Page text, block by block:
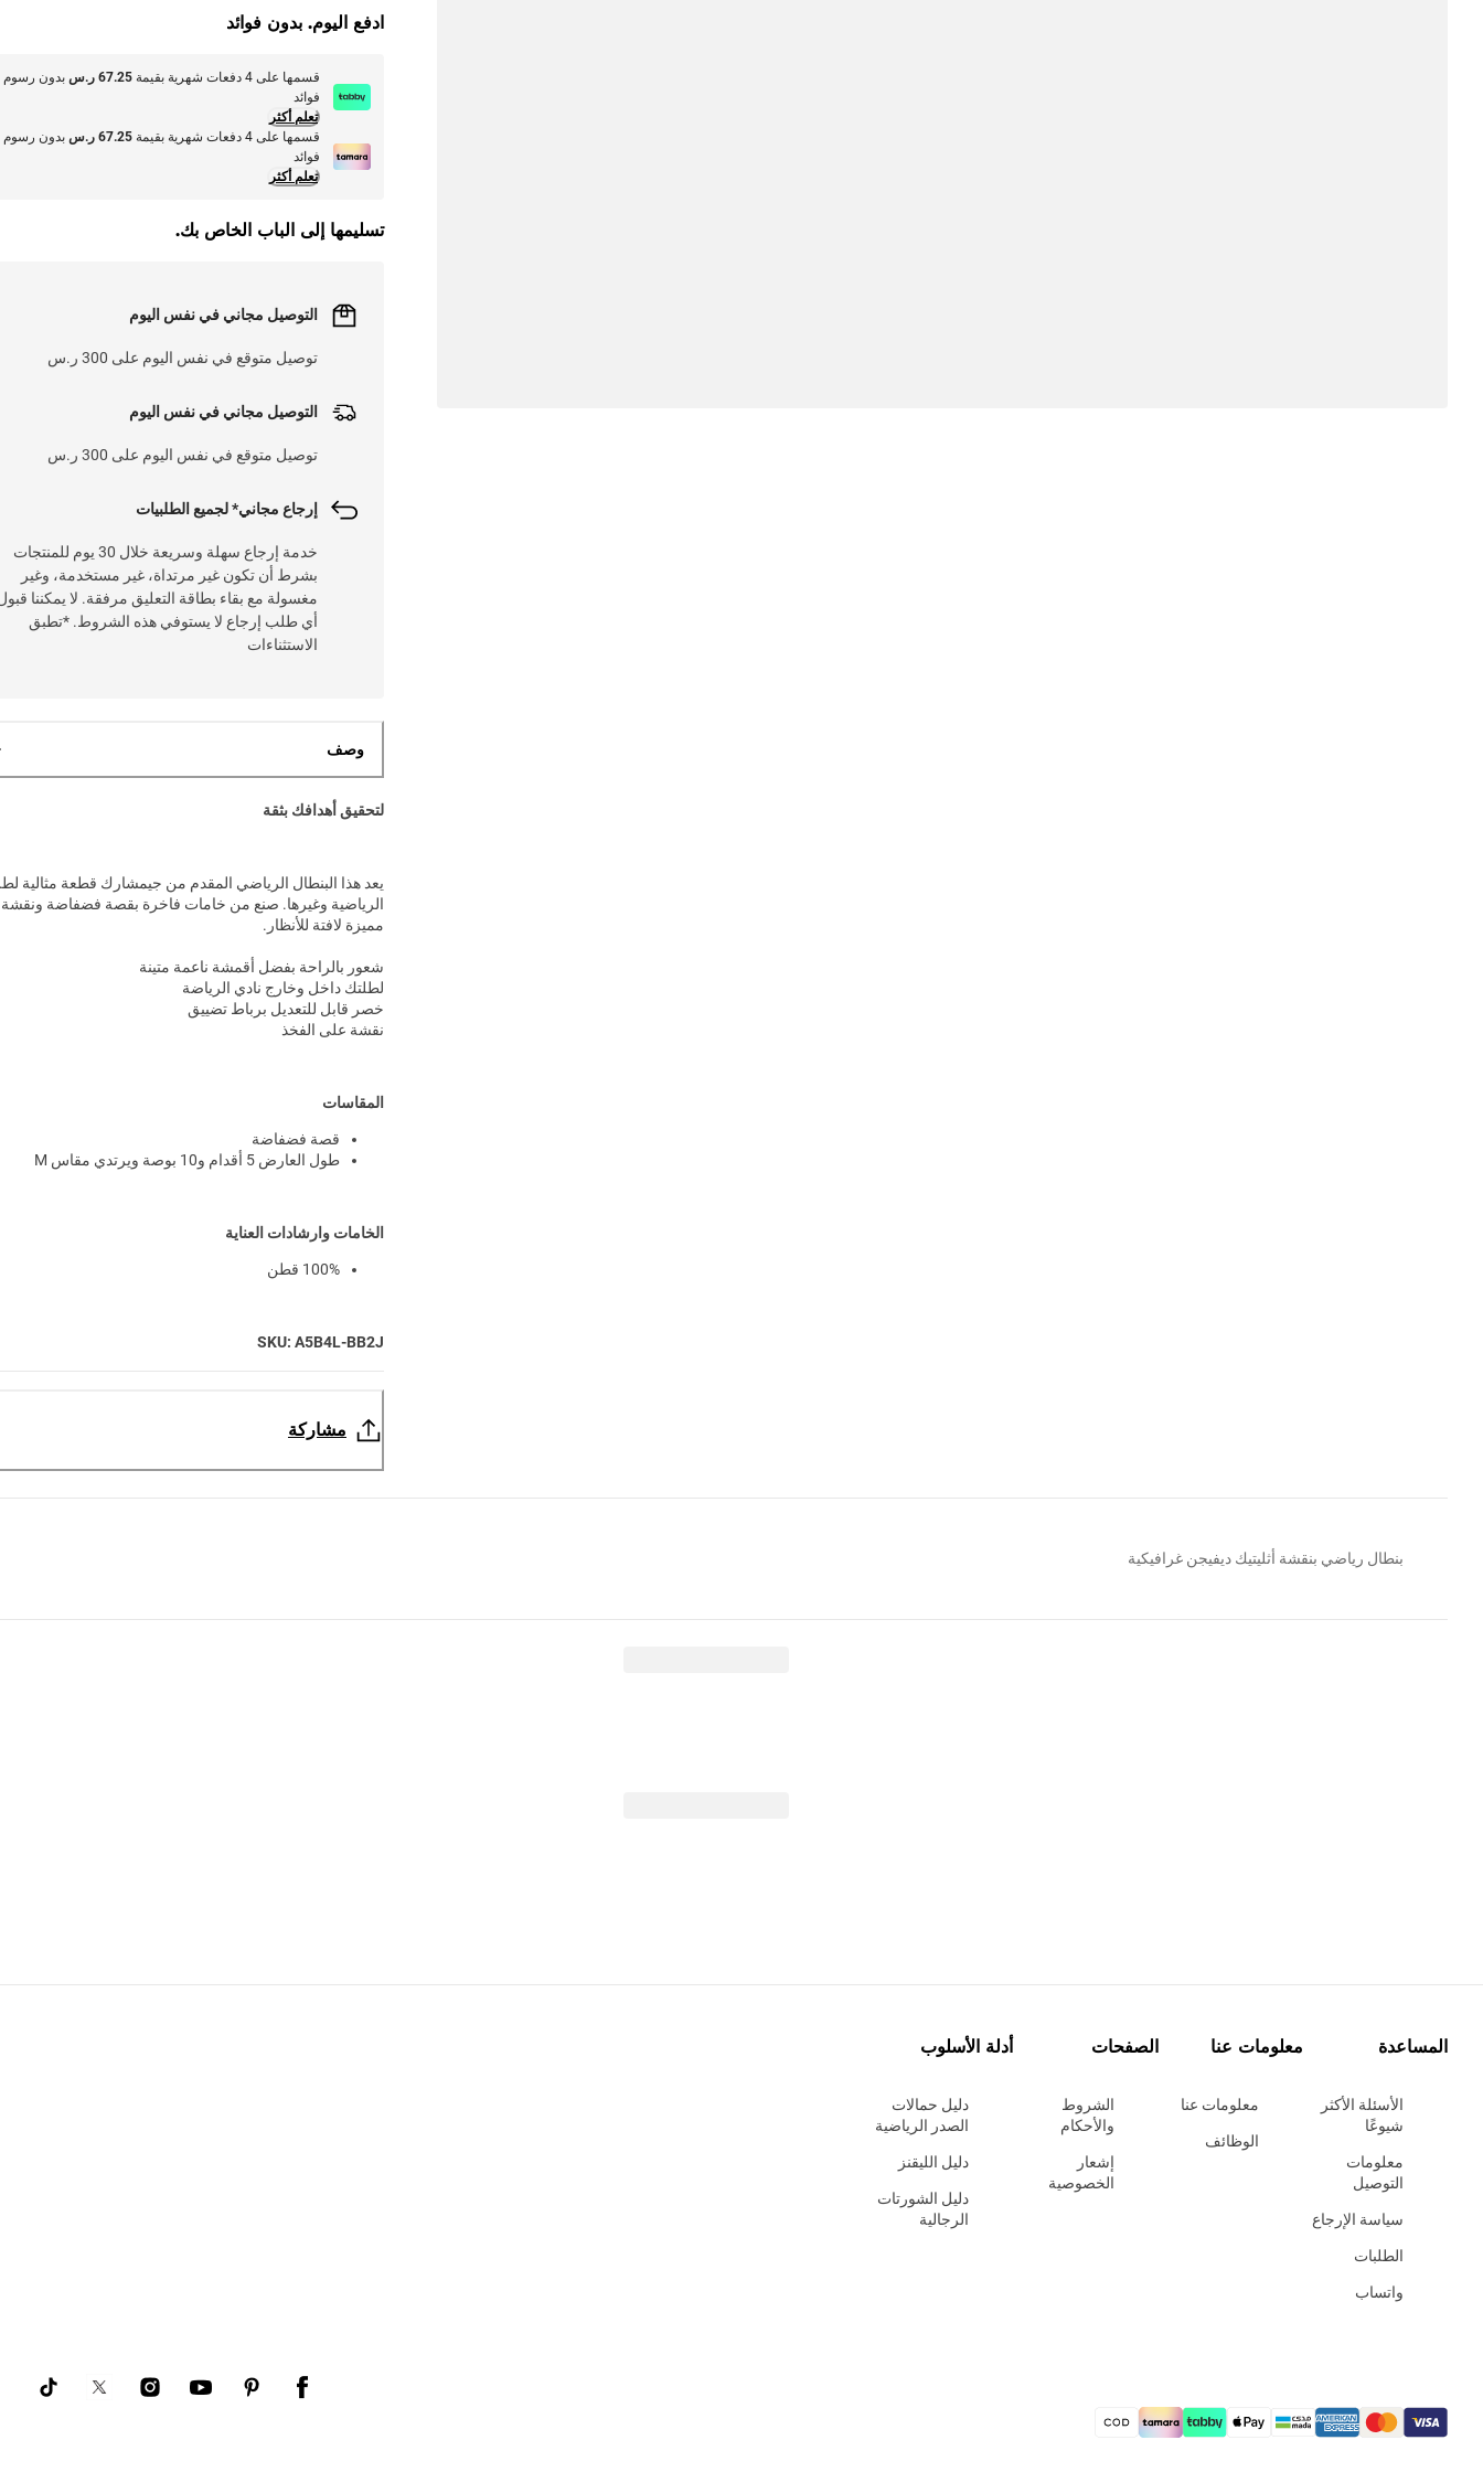
ادفع اليوم. بدون فوائد
قسمها على 4 دفعات شهرية بقيمة 67.25 ر.س
بدون رسوم
فوائد
تعلم أكثر
قسمها على 4 دفعات شهرية بقيمة
67.25 ر.س
بدون رسوم
فوائد
تعلم أكثر
تسليمها إلى الباب الخاص بك.
التوصيل مجاني في نفس اليوم
توصيل متوقع في نفس اليوم على 300 ر.س
التوصيل مجاني في نفس اليوم
توصيل متوقع في نفس اليوم على 300 ر.س
إرجاع مجاني* لجميع الطلبيات
خدمة إرجاع سهلة وسريعة خلال 30 يوم للمنتجات
بشرط أن تكون غير مرتداة، غير مستخدمة، وغير
مغسولة مع بقاء بطاقة التعليق مرفقة. لا يمكننا
أي طلب إرجاع لا يستوفي هذه الشروط. *تطبق
الاستثناءات
وصف
لتحقيق أهدافك بثقة
يعد هذا البنطال الرياضي المقدم من جيمشارك قطعة مثالية
الرياضية وغيرها. صنع من خامات فاخرة بقصة فضفاضة ونقشة
مميزة لافتة للأنظار.
شعور بالراحة بفضل أقمشة ناعمة متينة
لطلتك داخل وخارج نادي الرياضة
خصر قابل للتعديل برباط تضييق
نقشة على الفخذ
المقاسات
قصة فضفاضة
طول العارض 5 أقدام و10 بوصة ويرتدي مقاس M
الخامات وارشادات العناية
100% قطن
SKU: A5B4L-BB2J
مشاركة
بنطال رياضي بنقشة أثليتيك ديفيجن غرافيكية
المساعدة
الأسئلة الأكثر
شيوعًا
معلومات
التوصيل
سياسة الإرجاع
الطلبات
واتساب
معلومات عنا
معلومات عنا
الوظائف
الصفحات
الشروط
والأحكام
إشعار
الخصوصية
أدلة الأسلوب
دليل حمالات
الصدر الرياضية
دليل الليقنز
دليل الشورتات
الرجالية